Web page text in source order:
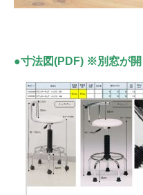
●寸法図(PDF) ※別窓が開